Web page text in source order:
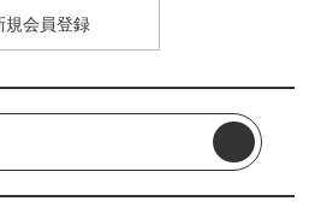
規会員登録